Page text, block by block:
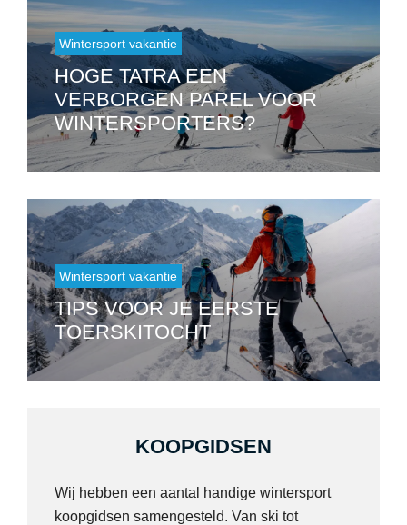
Wintersport vakantie
HOGE TATRA EEN
VERBORGEN PAREL VOOR
WINTERSPORTERS?
Wintersport vakantie
TIPS VOOR JE EERSTE
TOERSKITOCHT
KOOPGIDSEN
Wij hebben een aantal handige wintersport
koopgidsen samengesteld. Van ski tot